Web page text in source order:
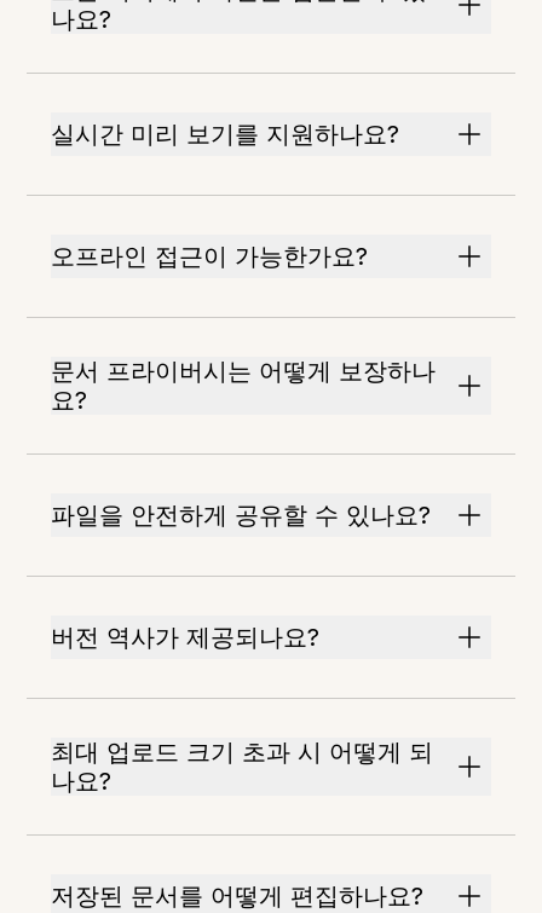
나요?
실시간 미리 보기를 지원하나요?
오프라인 접근이 가능한가요?
문서 프라이버시는 어떻게 보장하나
요?
파일을 안전하게 공유할 수 있나요?
버전 역사가 제공되나요?
최대 업로드 크기 초과 시 어떻게 되
나요?
저장된 문서를 어떻게 편집하나요?